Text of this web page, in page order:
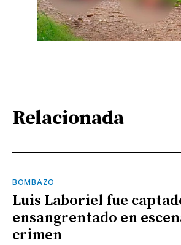
Relacionada
BOMBAZO
Luis Laboriel fue
ensangrentado en
crimen